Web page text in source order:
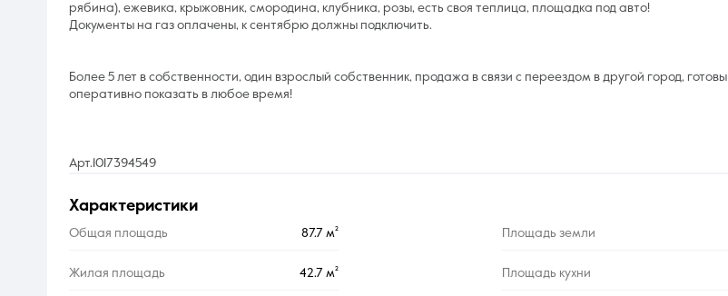
характеристики
Общая площадь 87.7 м² Площадь земли
Жилая площадь 42.7 м² Площадь кухни
рябина), ежевика, крыжовник, смородина, клубника, розы, есть своя теплица, площадка под авто!
Документы на газ оплачены, к сентябрю должны подключить.
Более 5 лет в собственности, один взрослый собственник, продажа в связи с переездом в другой город, готовы
оперативно показать в любое время!
Арт.1017394549